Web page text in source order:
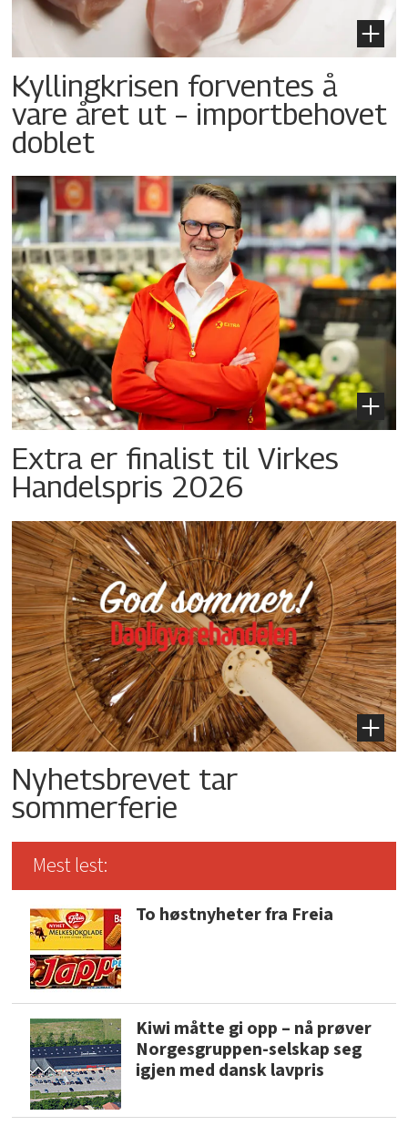
Kyllingkrisen forventes å
vare året ut – importbehovet
doblet
Extra er finalist til Virkes
Handelspris 2026
Nyhetsbrevet tar
sommerferie
Mest lest:
To høstnyheter fra Freia
Kiwi måtte gi opp – nå prøver
Norgesgruppen-selskap seg
igjen med dansk lavpris